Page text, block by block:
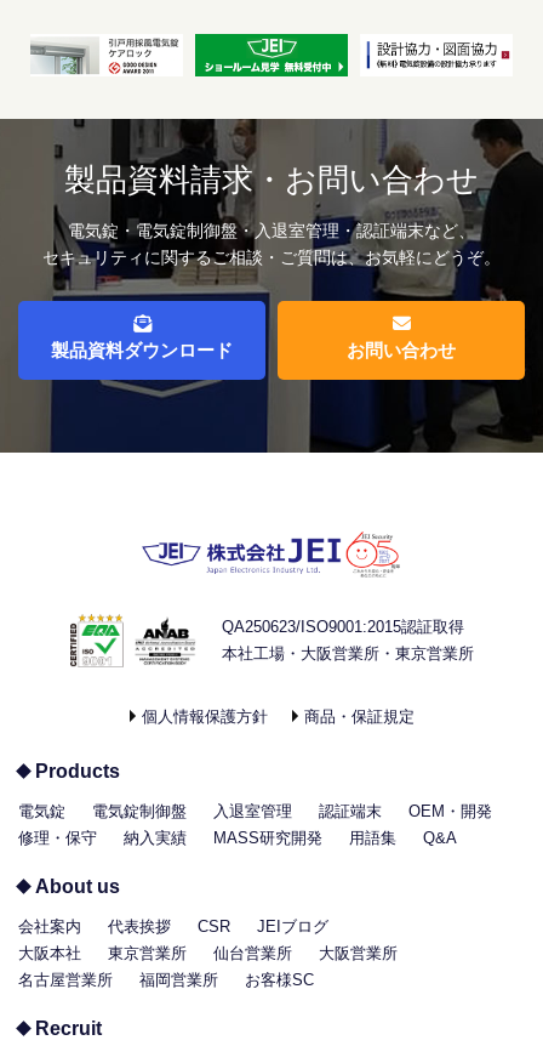
製品資料請求・お問い合わせ
電気錠・電気錠制御盤・入退室管理・認証端末など、
セキュリティに関するご相談・ご質問は、お気軽にどうぞ。
製品資料ダウンロード お問い合わせ
QA250623/ISO9001:2015認証取得
本社工場・大阪営業所・東京営業所
個人情報保護方針 商品・保証規定
Products
電気錠 電気錠制御盤 入退室管理 認証端末
OEM・開発
修理・保守
納入実績 MASS研究開発 用語集 Q&A
About us
会社案内 代表挨拶 CSR
JEIブログ
大阪本社
東京営業所 仙台営業所
大阪営業所
名古屋営業所
福岡営業所 お客様SC
Recruit